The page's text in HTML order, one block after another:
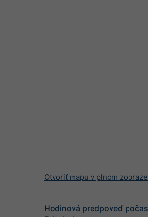
Otvoriť mapu v plnom
Hodinová predpoveď